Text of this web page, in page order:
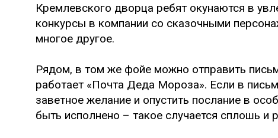
Кремлевского дворца ребят окунаются в
конкурсы в компании со сказочными
многое другое.
Рядом, в том же фойе можно отправить
работает «Почта Деда Мороза». Если в
заветное желание и опустить послание в
быть исполнено – такое случается сплошь и